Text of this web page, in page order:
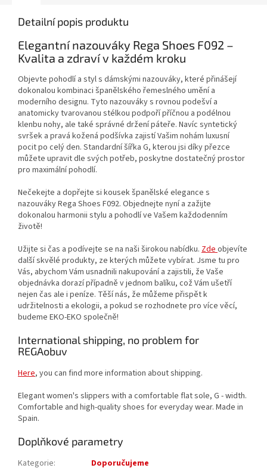
Detailní popis produktu
Elegantní nazouváky Rega Shoes F092 –
Kvalita a zdraví v každém kroku
Objevte pohodlí a styl s dámskými nazouváky, které přinášejí
dokonalou kombinaci španělského řemeslného umění a
moderního designu. Tyto nazouváky s rovnou podešví a
anatomicky tvarovanou stélkou podpoří příčnou a podélnou
klenbu nohy, ale také správné držení páteře. Navíc syntetický
svršek a pravá kožená podšívka zajistí Vašim nohám luxusní
pocit po celý den. Standardní šířka G, kterou jsi díky přezce
můžete upravit dle svých potřeb, poskytne dostatečný prostor
pro maximální pohodlí.
Nečekejte a dopřejte si kousek španělské elegance s
nazouváky Rega Shoes F092. Objednejte nyní a zažijte
dokonalou harmonii stylu a pohodlí ve Vašem každodenním
životě!
Užijte si čas a podívejte se na naši širokou nabídku. Zdeobjevíte
další skvělé produkty, ze kterých můžete vybírat. Jsme tu pro
Vás, abychom Vám usnadnili nakupování a zajistili, že Vaše
objednávka dorazí případně v jednom balíku, což Vám ušetří
nejen čas ale i peníze. Těší nás, že můžeme přispět k
udržitelnosti a ekologii, a pokud se rozhodnete pro více věcí,
budeme EKO-EKO společně!
International shipping, no problem for
REGAobuv
Here, you can find more information about shipping.
Elegant women's slippers with a comfortable flat sole, G - width.
Comfortable and high-quality shoes for everyday wear. Made in
Spain.
Doplňkové parametry
Kategorie:
Doporučujeme